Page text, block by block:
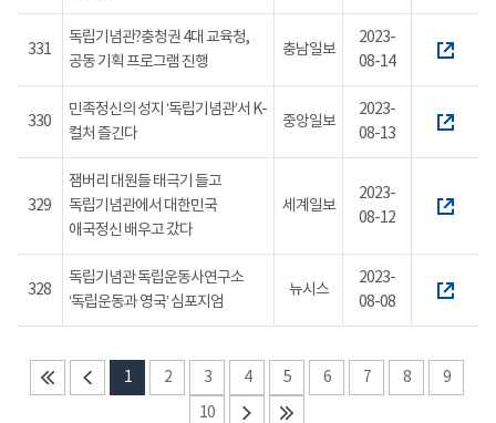
331
독립기념관?충청권 4대 교육청,
공동 기획 프로그램 진행
충남일보
2023-
08-14
330
민족정신의 성지 ‘독립기념관’서 K-
컬처 즐긴다
중앙일보
2023-
08-13
329
잼버리 대원들 태극기 들고
독립기념관에서 대한민국
애국정신 배우고 갔다
세계일보
2023-
08-12
328
독립기념관 독립운동사연구소
‘독립운동과 영국’ 심포지엄
뉴시스
2023-
08-08
1 2 3 4 5 6 7 8
9
10